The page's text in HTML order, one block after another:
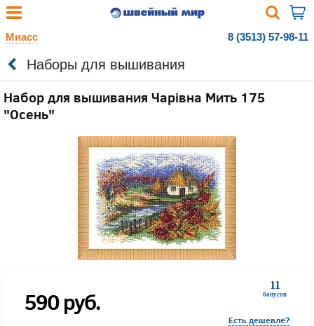
Миасс 8 (3513) 57-98-11
Наборы для вышивания
Набор для вышивания Чарiвна Мить 175
"Осень"
11
бонусов
590руб.
Есть дешевле?